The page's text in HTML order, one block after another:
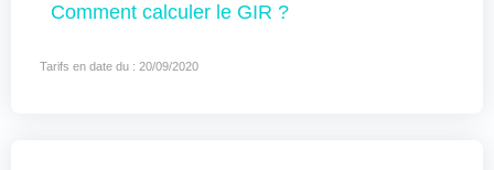
Comment calculer le GIR ?
Tarifs en date du : 20/09/2020